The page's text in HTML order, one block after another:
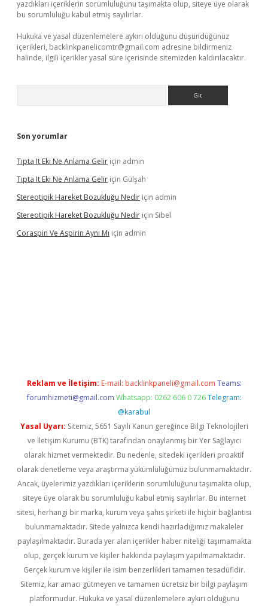
yazdıkları içeriklerin sorumluluğunu taşımakta olup, siteye üye olarak
bu sorumluluğu kabul etmiş sayılırlar.
Hukuka ve yasal düzenlemelere aykırı olduğunu düşündüğünüz
içerikleri, backlinkpanelicomtr@gmail.com adresine bildirmeniz
halinde, ilgili içerikler yasal süre içerisinde sitemizden kaldırılacaktır.
Son yorumlar
Tıpta It Eki Ne Anlama Gelir için admin
Tıpta It Eki Ne Anlama Gelir için Gülşah
Stereotipik Hareket Bozukluğu Nedir için admin
Stereotipik Hareket Bozukluğu Nedir için Sibel
Coraspin Ve Aspirin Aynı Mı için admin
Reklam ve İletişim: E-mail: backlinkpaneli@gmail.com Teams:
forumhizmeti@gmail.com Whatsapp: 0262 606 0 726 Telegram:
@karabul
Yasal Uyarı: Sitemiz, 5651 Sayılı Kanun gereğince Bilgi Teknolojileri
ve İletişim Kurumu (BTK) tarafından onaylanmış bir Yer Sağlayıcı
olarak hizmet vermektedir. Bu nedenle, sitedeki içerikleri proaktif
olarak denetleme veya araştırma yükümlülüğümüz bulunmamaktadır.
Ancak, üyelerimiz yazdıkları içeriklerin sorumluluğunu taşımakta olup,
siteye üye olarak bu sorumluluğu kabul etmiş sayılırlar. Bu internet
sitesi, herhangi bir marka, kurum veya şahıs şirketi ile hiçbir bağlantısı
bulunmamaktadır. Sitede yalnızca kendi hazırladığımız makaleler
paylaşılmaktadır. Burada yer alan içerikler haber niteliği taşımamakta
olup, gerçek kurum ve kişiler hakkında paylaşım yapılmamaktadır.
Gerçek kurum ve kişiler ile isim benzerlikleri tamamen tesadüfidir.
Sitemiz, kar amacı gütmeyen ve tamamen ücretsiz bir bilgi paylaşım
platformudur. Hukuka ve yasal düzenlemelere aykırı olduğunu